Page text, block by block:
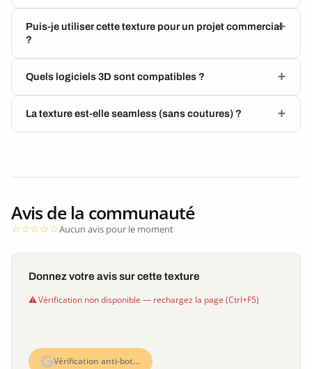
Puis-je utiliser cette texture pour un projet commercial
?
Quels logiciels 3D sont compatibles ?
La texture est-elle seamless (sans coutures) ?
Avis de la communauté
Aucun avis pour le moment
Donnez votre avis sur cette texture
Vérification non disponible — rechargez la page (Ctrl+F5)
Vérification anti-bot…